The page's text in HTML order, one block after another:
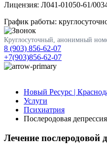
Лицензия: Л041-01050-61/
График работы:
Круглосуточный, анонимный
8 (903) 856-62-07
+7(903)856-62-07
Новый Ресурс |
Услуги
Психиатрия
Послеродовая депрессия
Лечение послеродовой